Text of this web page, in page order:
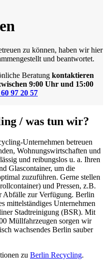
zu können, haben wir hier
und beantwortet.
Beratung kontaktieren
9:00 Uhr und 15:00
97 20 57
/ was tun wir?
Unternehmen betreuen
Wohnungswirtschaften und
und reibungslos u. a. Ihren
Glascontainer, um die
zuzuführen. Gerne stellen
und Pressen, z.B.
Abfälle zur Verfügung. Berlin
mittelständiges Unternehmen
Stadtreinigung (BSR). Mit
Müllfahrzeugen sorgen wir
wachsendes Berlin sauber
zu Berlin Recycling.